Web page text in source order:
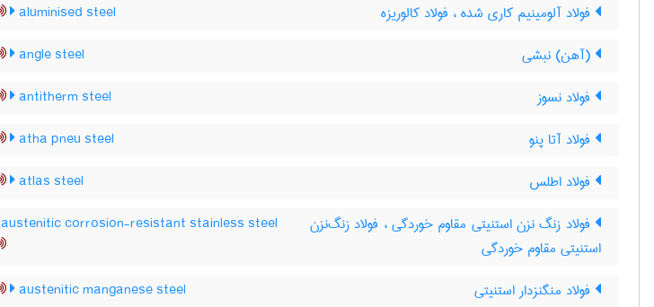
فولاد آلومینیم کاری شده ، فولاد کالوریزه aluminised steel
(آهن) نبشی angle steel
فولاد نسوز antitherm steel
فولاد آتا پنو atha pneu steel
فولاد اطلس atlas steel
فولاد زنگ نزن استنیتی مقاوم خوردگی ، فولاد زنگ‌نزن
استنیتی مقاوم خوردگی
austenitic corrosion-resistant stainless steel
فولاد منگنزدار استنیتی austenitic manganese steel